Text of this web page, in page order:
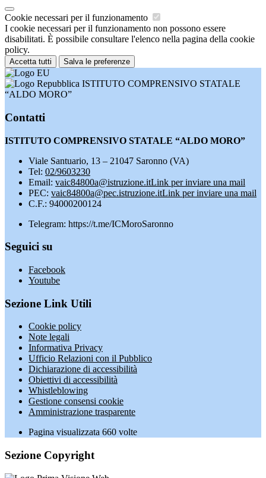
Cookie necessari per il funzionamento
I cookie necessari per il funzionamento non possono essere
disabilitati. È possibile consultare l'elenco nella pagina della cookie
policy.
Accetta tutti Salva le preferenze
ISTITUTO COMPRENSIVO STATALE
“ALDO MORO”
Contatti
ISTITUTO COMPRENSIVO STATALE “ALDO MORO”
Viale Santuario, 13 – 21047 Saronno (VA)
Tel: 02/9603230
Email: vaic84800a@istruzione.itLink per inviare una mail
PEC: vaic84800a@pec.istruzione.itLink per inviare una mail
C.F.: 94000200124
Telegram: https://t.me/ICMoroSaronno
Seguici su
Facebook
Youtube
Sezione Link Utili
Cookie policy
Note legali
Informativa Privacy
Ufficio Relazioni con il Pubblico
Dichiarazione di accessibilità
Obiettivi di accessibilità
Whistleblowing
Gestione consensi cookie
Amministrazione trasparente
Pagina visualizzata 660 volte
Sezione Copyright